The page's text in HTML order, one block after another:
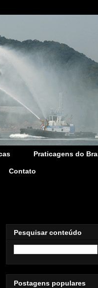
Praticagens do
Contato
Pesquisar conteúdo
Postagens populares